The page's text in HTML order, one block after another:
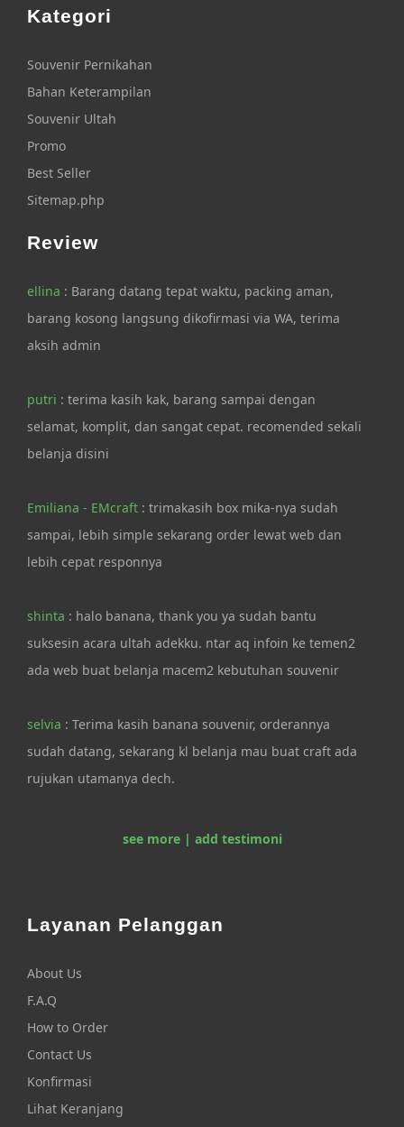
Kategori
Souvenir Pernikahan
Bahan Keterampilan
Souvenir Ultah
Promo
Best Seller
Sitemap.php
Review
ellina : Barang datang tepat waktu, packing aman,
barang kosong langsung dikofirmasi via WA, terima
aksih admin
putri : terima kasih kak, barang sampai dengan
selamat, komplit, dan sangat cepat. recomended sekali
belanja disini
Emiliana - EMcraft : trimakasih box mika-nya sudah
sampai, lebih simple sekarang order lewat web dan
lebih cepat responnya
shinta : halo banana, thank you ya sudah bantu
suksesin acara ultah adekku. ntar aq infoin ke temen2
ada web buat belanja macem2 kebutuhan souvenir
selvia : Terima kasih banana souvenir, orderannya
sudah datang, sekarang kl belanja mau buat craft ada
rujukan utamanya dech.
see more | add testimoni
Layanan Pelanggan
About Us
F.A.Q
How to Order
Contact Us
Konfirmasi
Lihat Keranjang